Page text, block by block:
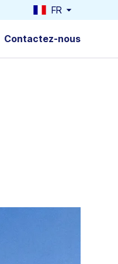
FR
Contactez-nous